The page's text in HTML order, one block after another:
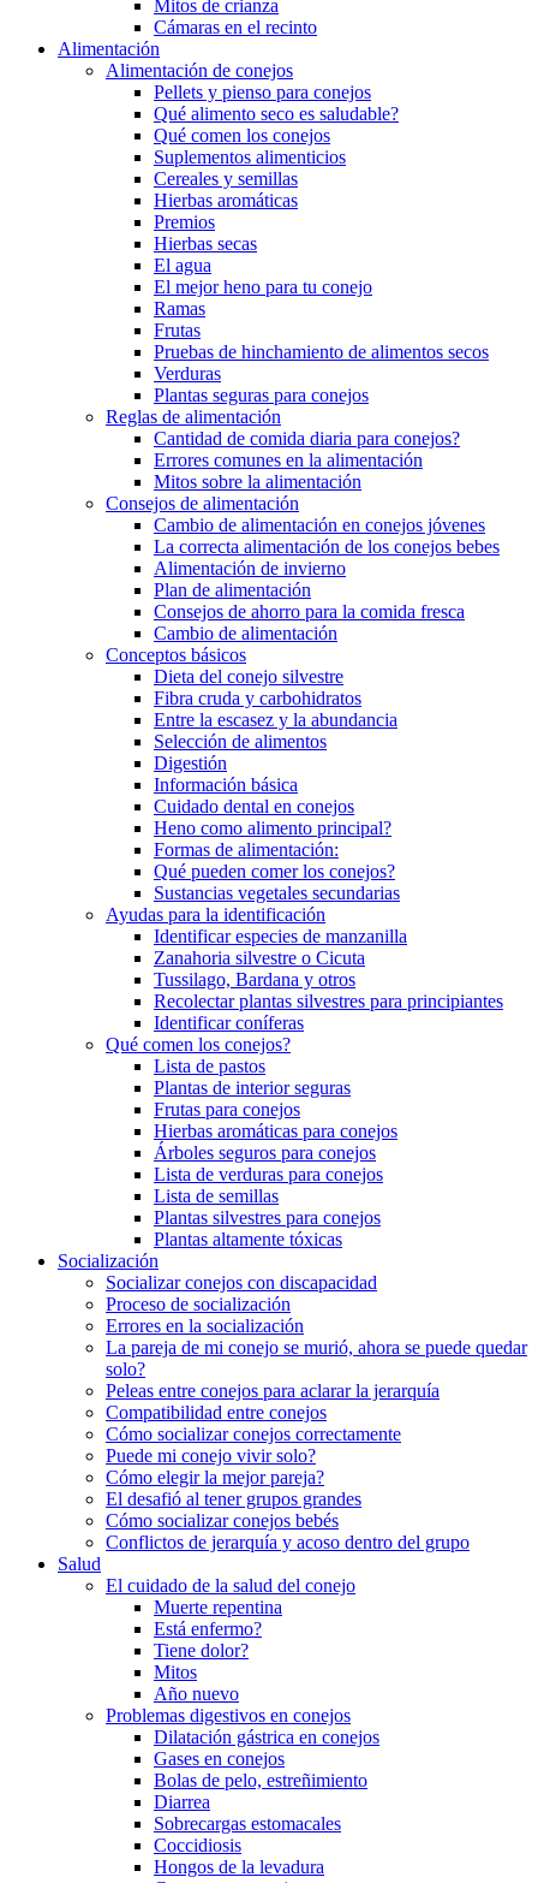
Mitos de crianza
Cámaras en el recinto
Alimentación
Alimentación de conejos
Pellets y pienso para conejos
Qué alimento seco es saludable?
Qué comen los conejos
Suplementos alimenticios
Cereales y semillas
Hierbas aromáticas
Premios
Hierbas secas
El agua
El mejor heno para tu conejo
Ramas
Frutas
Pruebas de hinchamiento de alimentos secos
Verduras
Plantas seguras para conejos
Reglas de alimentación
Cantidad de comida diaria para conejos?
Errores comunes en la alimentación
Mitos sobre la alimentación
Consejos de alimentación
Cambio de alimentación en conejos jóvenes
La correcta alimentación de los conejos bebes
Alimentación de invierno
Plan de alimentación
Consejos de ahorro para la comida fresca
Cambio de alimentación
Conceptos básicos
Dieta del conejo silvestre
Fibra cruda y carbohidratos
Entre la escasez y la abundancia
Selección de alimentos
Digestión
Información básica
Cuidado dental en conejos
Heno como alimento principal?
Formas de alimentación:
Qué pueden comer los conejos?
Sustancias vegetales secundarias
Ayudas para la identificación
Identificar especies de manzanilla
Zanahoria silvestre o Cicuta
Tussilago, Bardana y otros
Recolectar plantas silvestres para principiantes
Identificar coníferas
Qué comen los conejos?
Lista de pastos
Plantas de interior seguras
Frutas para conejos
Hierbas aromáticas para conejos
Árboles seguros para conejos
Lista de verduras para conejos
Lista de semillas
Plantas silvestres para conejos
Plantas altamente tóxicas
Socialización
Socializar conejos con discapacidad
Proceso de socialización
Errores en la socialización
La pareja de mi conejo se murió, ahora se puede quedar
solo?
Peleas entre conejos para aclarar la jerarquía
Compatibilidad entre conejos
Cómo socializar conejos correctamente
Puede mi conejo vivir solo?
Cómo elegir la mejor pareja?
El desafió al tener grupos grandes
Cómo socializar conejos bebés
Conflictos de jerarquía y acoso dentro del grupo
Salud
El cuidado de la salud del conejo
Muerte repentina
Está enfermo?
Tiene dolor?
Mitos
Año nuevo
Problemas digestivos en conejos
Dilatación gástrica en conejos
Gases en conejos
Bolas de pelo, estreñimiento
Diarrea
Sobrecargas estomacales
Coccidiosis
Hongos de la levadura